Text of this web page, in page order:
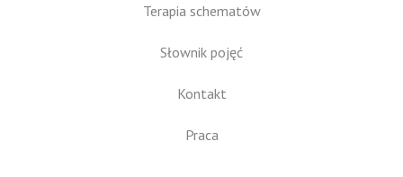
Terapia schematów
Słownik pojęć
Kontakt
Praca